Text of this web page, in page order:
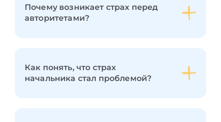
Почему возникает страх перед
авторитетами?
Как понять, что страх
начальника стал проблемой?